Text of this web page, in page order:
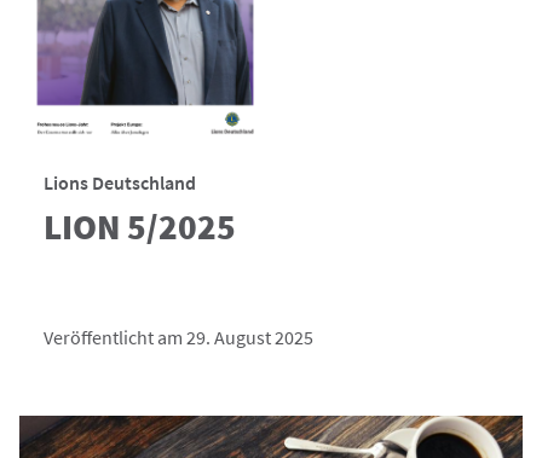
Lions Deutschland
LION 5/2025
Veröffentlicht am 29. August 2025